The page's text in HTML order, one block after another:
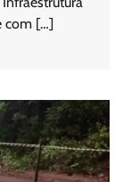
com […]